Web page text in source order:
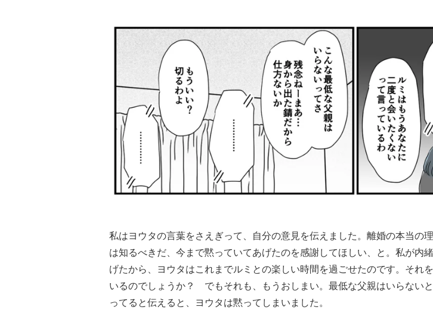
私はヨウタの言葉をさえぎって、自分の意見を伝えました。離婚の本当の
は知るべきだ、今まで黙っていてあげたのを感謝してほしい、と。私が内
げたから、ヨウタはこれまでルミとの楽しい時間を過ごせたのです。それ
いるのでしょうか？ でもそれも、もうおしまい。最低な父親はいらない
ってると伝えると、ヨウタは黙ってしまいました。